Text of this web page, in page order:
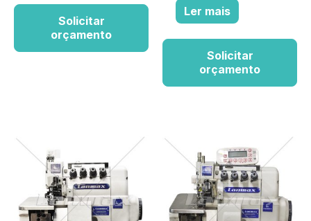
Solicitar
orçamento
Ler mais
Solicitar
orçamento